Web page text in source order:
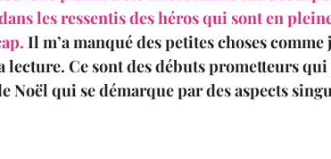
les ressentis des héros qui sont en
Il m’a manqué des petites choses
Ce sont des débuts prometteurs
Noël qui se démarque par des aspects